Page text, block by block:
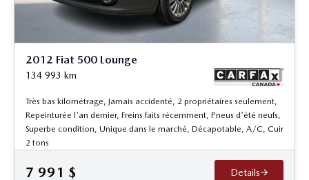
2012 Fiat 500 Lounge
134 993 km
Très bas kilométrage, Jamais accidenté, 2 propriétaires seulement,
Repeinturée l'an dernier, Freins faits récemment, Pneus d'été neufs,
Superbe condition, Unique dans le marché, Décapotable, A/C, Cuir
2 tons
7 991 $ Details